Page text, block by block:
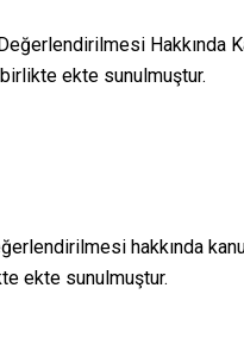
Değerlendirilmesi
ekte sunulmuştur.
hakkında
ekte sunulmuştur.